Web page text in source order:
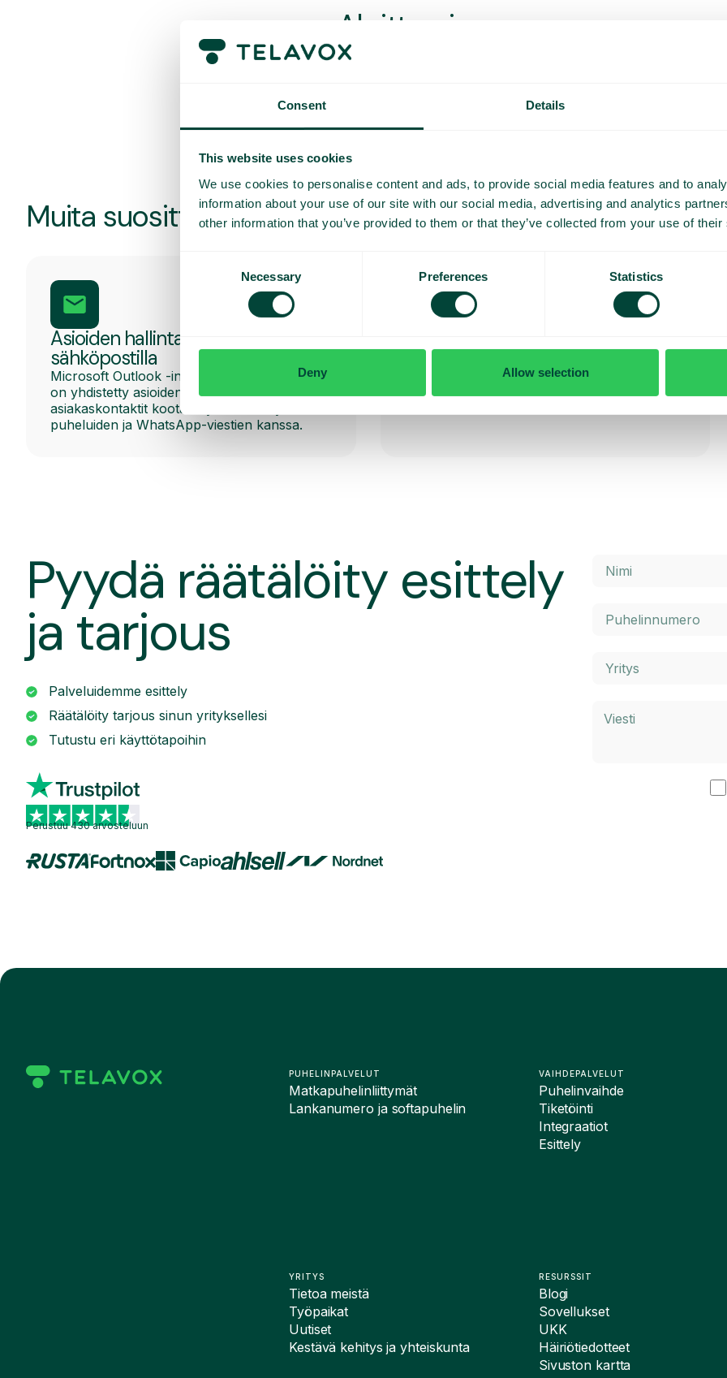
Consent Details
This website uses cookies
We use cookies to personalise content and ads, to provide social media features and to
information about your use of our site with our social media, advertising and analytics
other information that you’ve provided to them or that they’ve collected from your use of
Necessary Preferences Statistics
Deny Allow selection
Aloittaminen
Tutustu muihin ominaisuuksiin, jotka vahvistavat
Ota yhteyttä Telavoxiin, niin autamme löytämään oikean
Muita suosittuja ominaisuuksia
Asioiden hallinta Outlook-
sähköpostilla
Microsoft Outlook -integraation avulla, joka
on yhdistetty asioiden hallintaamme, kaikki
asiakaskontaktit kootaan yhteen näkymään
puheluiden ja WhatsApp-viestien kanssa.
Anna tekoälytyökalumme tallentaa ja tiivistää
asiakaspuhelunne tehokkaampaa tapausten
Pyydä räätälöity esittely
ja tarjous
Palveluidemme esittely
Räätälöity tarjous sinun yrityksellesi
Tutustu eri käyttötapoihin
Perustuu 430 arvosteluun
PUHELINPALVELUT
Matkapuhelinliittymät
Lankanumero ja softapuhelin
YRITYS
Tietoa meistä
Työpaikat
Uutiset
Kestävä kehitys ja yhteiskunta
VAIHDEPALVELUT
Puhelinvaihde
Tiketöinti
Integraatiot
Esittely
RESURSSIT
Blogi
Sovellukset
UKK
Häiriötiedotteet
Sivuston kartta